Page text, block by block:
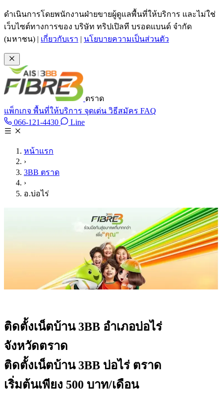
ข้ามไปเนื้อหาหลัก
ดำเนินการโดยพนักงานฝ่ายขายผู้ดูแลพื้นที่ให้บริการ และไม่ใช่
เว็บไซต์ทางการของ บริษัท ทริปเปิลที บรอดแบนด์ จำกัด
(มหาชน) | เกี่ยวกับเรา | นโยบายความเป็นส่วนตัว
ตราด
แพ็กเกจ พื้นที่ให้บริการ จุดเด่น วิธีสมัคร FAQ
066-121-4430 โทร 066-121-4430
LineLine @tan3bb
หน้าแรก
›
3BB ตราด
›
อ.บ่อไร่
ติดตั้งเน็ตบ้าน 3BB อำเภอบ่อไร่
จังหวัดตราด
ติดตั้งเน็ตบ้าน 3BB บ่อไร่ ตราด
เริ่มต้นเพียง 500 บาท/เดือน